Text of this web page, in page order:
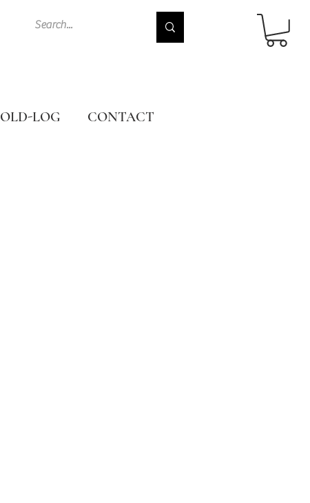
OLD-LOG CONTACT